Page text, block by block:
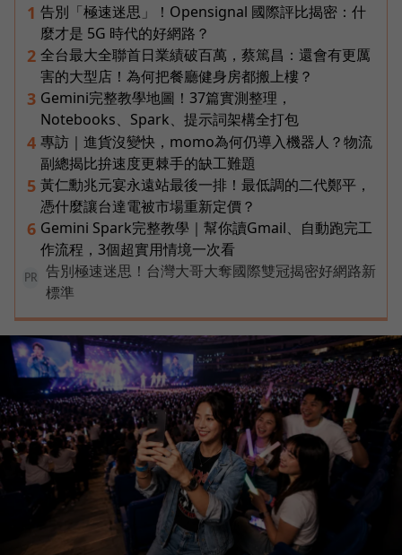
1 告別「極速迷思」！Opensignal 國際評比揭密：什
麼才是 5G 時代的好網路？
2 全台最大全聯首日業績破百萬，蔡篤昌：還會有更厲
害的大型店！為何把餐廳健身房都搬上樓？
3 Gemini完整教學地圖！37篇實測整理，
Notebooks、Spark、提示詞架構全打包
4 專訪｜進貨沒變快，momo為何仍導入機器人？物流
副總揭比拚速度更棘手的缺工難題
5 黃仁勳兆元宴永遠站最後一排！最低調的二代鄭平，
憑什麼讓台達電被市場重新定價？
6 Gemini Spark完整教學｜幫你讀Gmail、自動跑完工
作流程，3個超實用情境一次看
PR
告別極速迷思！台灣大哥大奪國際雙冠揭密好網路新
標準